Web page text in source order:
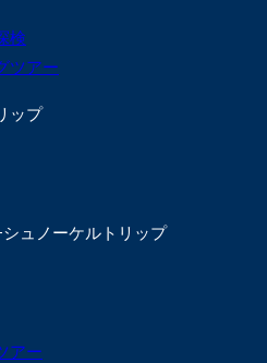
検
ツアー
ップ
ュノーケルトリップ
アー